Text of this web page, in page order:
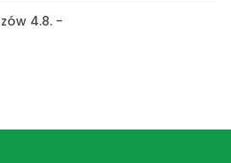
4.8. -